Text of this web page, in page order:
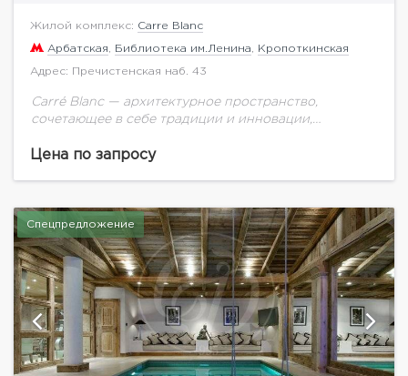
Жилой комплекс: Carre Blanc
Арбатская Библиотека им.Ленина Кропоткинская
Адрес: Пречистенская наб. 43
Carré Blanc — архитектурное пространство,
сочетающее в себе традиции и инновации,
до совершенства понимание комфорта,
Цена по запросу
Спецпредложение